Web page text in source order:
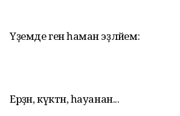
Үҙемде генә һаман эҙләйем:
Ерҙән, күктән, һауанан...